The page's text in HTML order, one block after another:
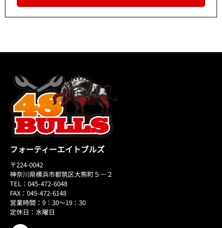
フォーティーエイトブルズ
〒224-0042
神奈川県横浜市都筑区大熊町５－２
TEL：045-472-6048
FAX：045-472-6148
営業時間：9：30～19：30
定休日：水曜日